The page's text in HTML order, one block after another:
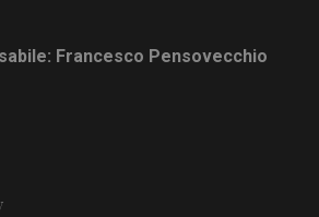
Francesco Pensovecchio